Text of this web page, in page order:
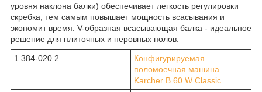
уровня наклона балки) обеспечивает легкость регулировки
скребка, тем самым повышает мощность всасывания и
экономит время. V-образная всасывающая балка - идеальное
решение для плиточных и неровных полов.
1.384-020.2
Конфигурируемая
поломоечная машина
Karcher B 60 W Classic